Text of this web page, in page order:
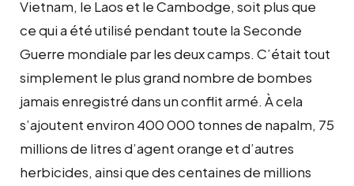
Vietnam, le Laos et le Cambodge, soit plus que
ce qui a été utilisé pendant toute la Seconde
Guerre mondiale par les deux camps. C’était tout
simplement le plus grand nombre de bombes
jamais enregistré dans un conflit armé. À cela
s’ajoutent environ 400 000 tonnes de napalm, 75
millions de litres d’agent orange et d’autres
herbicides, ainsi que des centaines de millions